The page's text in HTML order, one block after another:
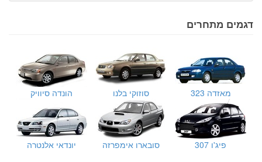
דגמים מתחרים
מאזדה 323 סוזוקי בלנו הונדה סיוויק
פיג'ו 307 סובארו אימפרזה יונדאי אלנטרה